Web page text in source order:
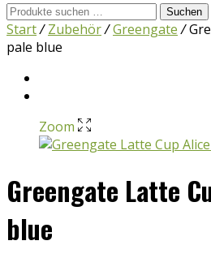
Suchen
nach:
Suchen
Start/ Zubehör/Greengate /
pale blue
Zoom
Greengate Latte
blue